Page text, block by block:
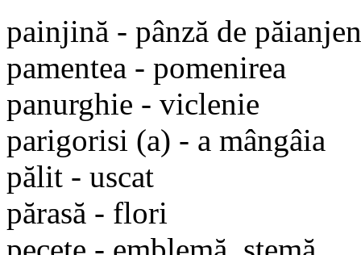
painjină - pânză de păianjen
pamentea - pomenirea
panurghie - viclenie
parigorisi (a) - a mângâia
pălit - uscat
părasă - flori